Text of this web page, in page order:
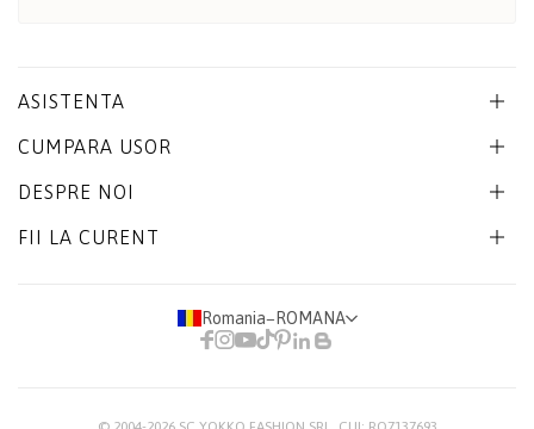
ASISTENTA
CUMPARA USOR
DESPRE NOI
FII LA CURENT
Romania− ROMANA